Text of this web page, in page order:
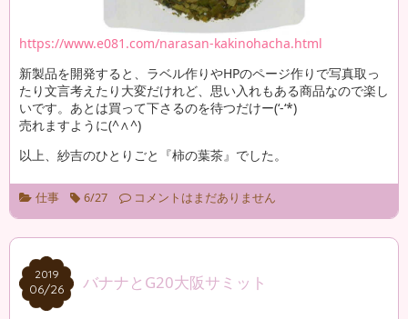
https://www.e081.com/narasan-kakinohacha.html
新製品を開発すると、ラベル作りやHPのページ作りで写真取っ
たり文言考えたり大変だけれど、思い入れもある商品なので楽し
いです。あとは買って下さるのを待つだけー(‘-‘*)
売れますように(^∧^)
以上、紗吉のひとりごと『柿の葉茶』でした。
仕事 6/27 コメントはまだありません
2019
06/26
2019
06/26 バナナとG20大阪サミット